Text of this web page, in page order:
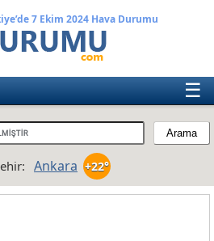
7 Ekim 2024 Hava Durumu
☰
Ankara +22°